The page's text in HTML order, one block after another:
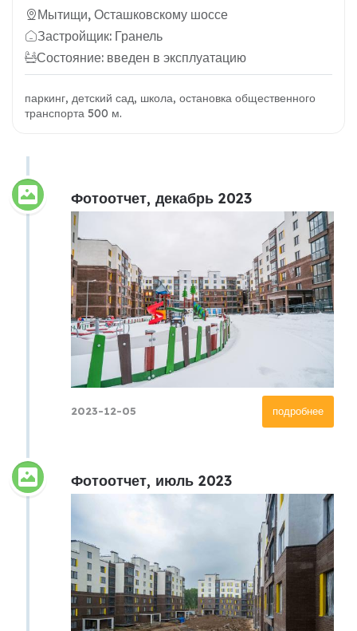
Мытищи, Осташковскому шоссе
Застройщик: Гранель
Состояние: введен в эксплуатацию
паркинг, детский сад, школа, остановка общественного
транспорта 500 м.
Фотоотчет, декабрь 2023
подробнее
2023-12-05
Фотоотчет, июль 2023